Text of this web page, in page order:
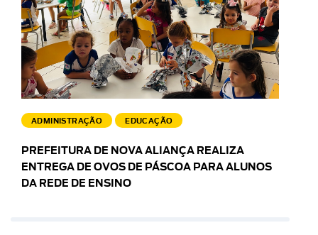
ADMINISTRAÇÃO EDUCAÇÃO
PREFEITURA DE NOVA ALIANÇA REALIZA
ENTREGA DE OVOS DE PÁSCOA PARA ALUNOS
DA REDE DE ENSINO